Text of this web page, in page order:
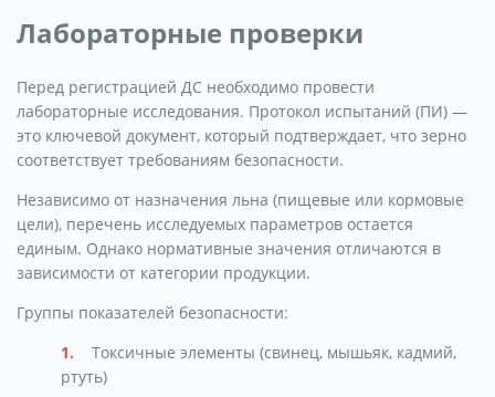
Лабораторные проверки
Перед регистрацией ДС необходимо провести
лабораторные исследования. Протокол испытаний (ПИ) —
это ключевой документ, который подтверждает, что зерно
соответствует требованиям безопасности.
Независимо от назначения льна (пищевые или кормовые
цели), перечень исследуемых параметров остается
единым. Однако нормативные значения отличаются в
зависимости от категории продукции.
Группы показателей безопасности:
Токсичные элементы (свинец, мышьяк, кадмий,
ртуть)